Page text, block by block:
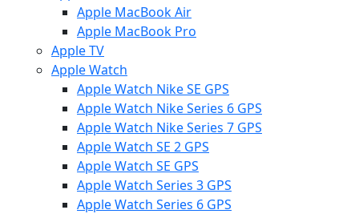
Apple MacBook Air
Apple MacBook Pro
Apple TV
Apple Watch
Apple Watch Nike SE GPS
Apple Watch Nike Series 6 GPS
Apple Watch Nike Series 7 GPS
Apple Watch SE 2 GPS
Apple Watch SE GPS
Apple Watch Series 3 GPS
Apple Watch Series 6 GPS